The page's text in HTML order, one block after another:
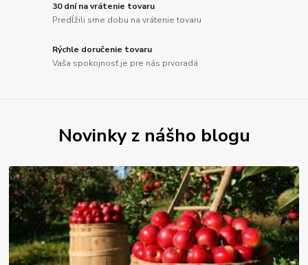
30 dní na vrátenie tovaru
Predĺžili sme dobu na vrátenie tovaru
Rýchle doručenie tovaru
Vaša spokojnosť je pre nás prvoradá
Novinky z nášho blogu